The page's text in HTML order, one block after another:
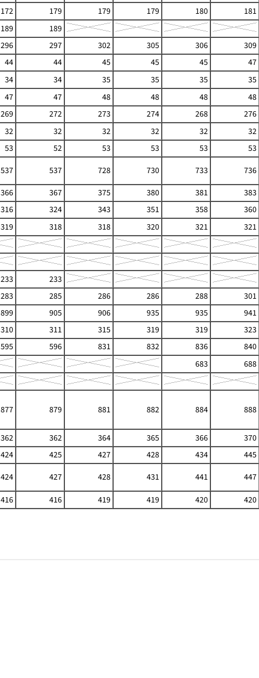
172 179 179 179 180
181
189
189
296 297 302 305 306
309
44 44 45 45 45
47
34 34 35 35 35
35
47 47 48 48 48
48
269 272 273 274 268
276
32 32 32 32 32
32
53 52 53 53 53
53
537 537 728 730 733
736
366 367 375 380 381
383
316 324 343 351 358
360
319 318 318 320 321
321
233
233
283 285 286 286 288
301
899 905 906 935 935
941
310 311 315 319 319
323
595 596 831 832 836
840
683
688
877 879 881 882 884 888
362 362 364 365 366
370
424 425 427 428 434
445
424 427 428 431 441
447
416 416 419 419 420 420